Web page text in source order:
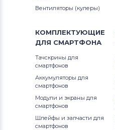
Вентиляторы (кулеры)
КОМПЛЕКТУЮЩИЕ
ДЛЯ СМАРТФОНА
Тачскрины для
смартфонов
Аккумуляторы для
смартфонов
Модули и экраны для
смартфонов
Шлейфы и запчасти для
смартфонов